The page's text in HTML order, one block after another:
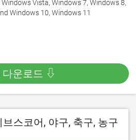
Windows Vista, Windows 7, Windows 8,
Windows 10, Windows 11
다운로드 ⇩
스코어, 야구, 축구, 농구